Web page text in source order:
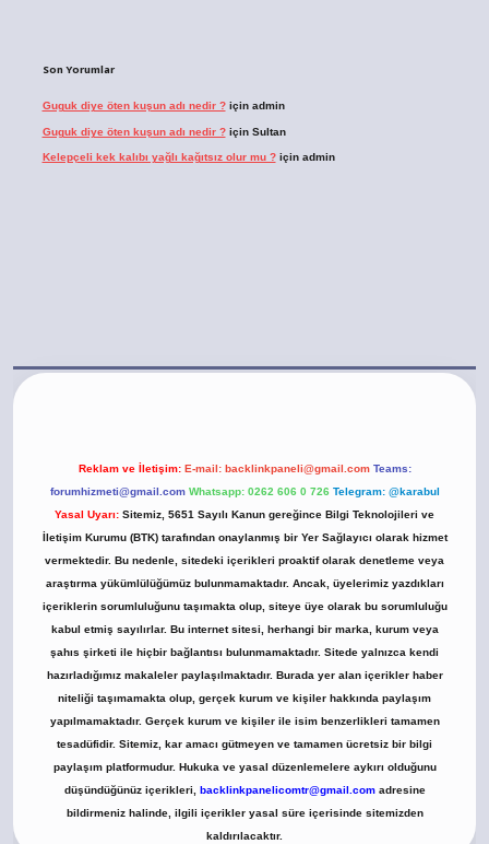
Son Yorumlar
Guguk diye öten kuşun adı nedir ?için admin
Guguk diye öten kuşun adı nedir ?için Sultan
Kelepçeli kek kalıbı yağlı kağıtsız olur mu ?için admin
Reklam ve İletişim: E-mail: backlinkpaneli@gmail.com Teams:
forumhizmeti@gmail.com Whatsapp: 0262 606 0 726 Telegram: @karabul
Yasal Uyarı: Sitemiz, 5651 Sayılı Kanun gereğince Bilgi Teknolojileri ve
İletişim Kurumu (BTK) tarafından onaylanmış bir Yer Sağlayıcı olarak hizmet
vermektedir. Bu nedenle, sitedeki içerikleri proaktif olarak denetleme veya
araştırma yükümlülüğümüz bulunmamaktadır. Ancak, üyelerimiz yazdıkları
içeriklerin sorumluluğunu taşımakta olup, siteye üye olarak bu sorumluluğu
kabul etmiş sayılırlar. Bu internet sitesi, herhangi bir marka, kurum veya
şahıs şirketi ile hiçbir bağlantısı bulunmamaktadır. Sitede yalnızca kendi
hazırladığımız makaleler paylaşılmaktadır. Burada yer alan içerikler haber
niteliği taşımamakta olup, gerçek kurum ve kişiler hakkında paylaşım
yapılmamaktadır. Gerçek kurum ve kişiler ile isim benzerlikleri tamamen
tesadüfidir. Sitemiz, kar amacı gütmeyen ve tamamen ücretsiz bir bilgi
paylaşım platformudur. Hukuka ve yasal düzenlemelere aykırı olduğunu
düşündüğünüz içerikleri, backlinkpanelicomtr@gmail.comadresine
bildirmeniz halinde, ilgili içerikler yasal süre içerisinde sitemizden
kaldırılacaktır.